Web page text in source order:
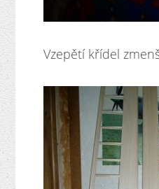
Vzepětí křídel